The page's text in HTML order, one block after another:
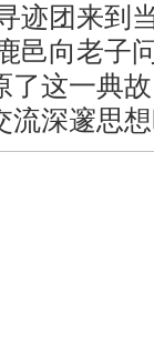
团来到
邑向老子
了这一典
流深邃思